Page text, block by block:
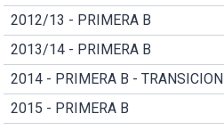
2012/13 - PRIMERA B
2013/14 - PRIMERA B
2014 - PRIMERA B - TRANSICION
2015 - PRIMERA B